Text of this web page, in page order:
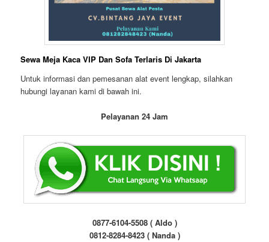
Sewa Meja Kaca VIP Dan Sofa Terlaris Di Jakarta
Untuk informasi dan pemesanan alat event lengkap, silahkan
hubungi layanan kami di bawah ini.
Pelayanan 24 Jam
0877-6104-5508 ( Aldo )
0812-8284-8423 ( Nanda )